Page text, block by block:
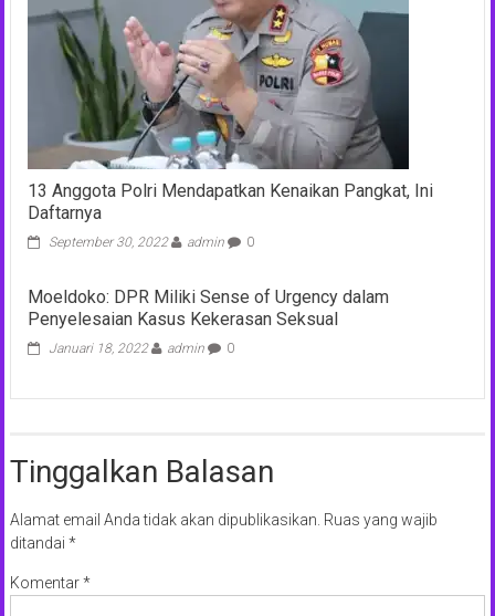
13 Anggota Polri Mendapatkan Kenaikan Pangkat, Ini
Daftarnya
September 30, 2022 admin 0
Moeldoko: DPR Miliki Sense of Urgency dalam
Penyelesaian Kasus Kekerasan Seksual
Januari 18, 2022 admin 0
Tinggalkan Balasan
Alamat email Anda tidak akan dipublikasikan. Ruas yang wajib
ditandai *
Komentar*